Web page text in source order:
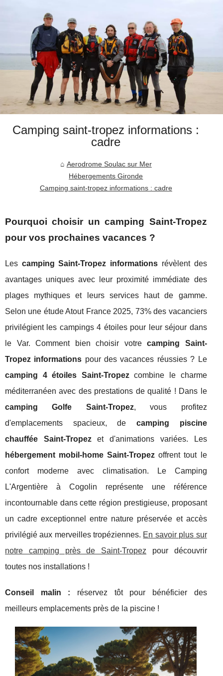
Camping saint-tropez informations :
cadre
Aerodrome Soulac sur Mer
Hébergements Gironde
Camping saint-tropez informations : cadre
Pourquoi choisir un camping Saint-Tropez
pour vos prochaines vacances ?
Les camping Saint-Tropez informations révèlent des
avantages uniques avec leur proximité immédiate des
plages mythiques et leurs services haut de gamme.
Selon une étude Atout France 2025, 73% des vacanciers
privilégient les campings 4 étoiles pour leur séjour dans
le Var. Comment bien choisir votrecamping Saint-
Tropez informations pour des vacances réussies ? Le
camping 4 étoiles Saint-Tropezcombine le charme
méditerranéen avec des prestations de qualité ! Dans le
camping Golfe Saint-Tropez, vous profitez
d'emplacements spacieux, de camping piscine
chauffée Saint-Tropezet d'animations variées. Les
hébergement mobil-home Saint-Tropez offrent tout
le
confort moderne avec climatisation. Le Camping
L'Argentière à Cogolin représente une référence
incontournable dans cette région prestigieuse, proposant
un cadre exceptionnel entre nature préservée et accès
privilégié aux merveilles tropéziennes. En savoir plus sur
notre camping près de Saint-Tropez pour découvrir
toutes nos installations !
Conseil malin : réservez tôt pour bénéficier des
meilleurs emplacements près de la piscine !